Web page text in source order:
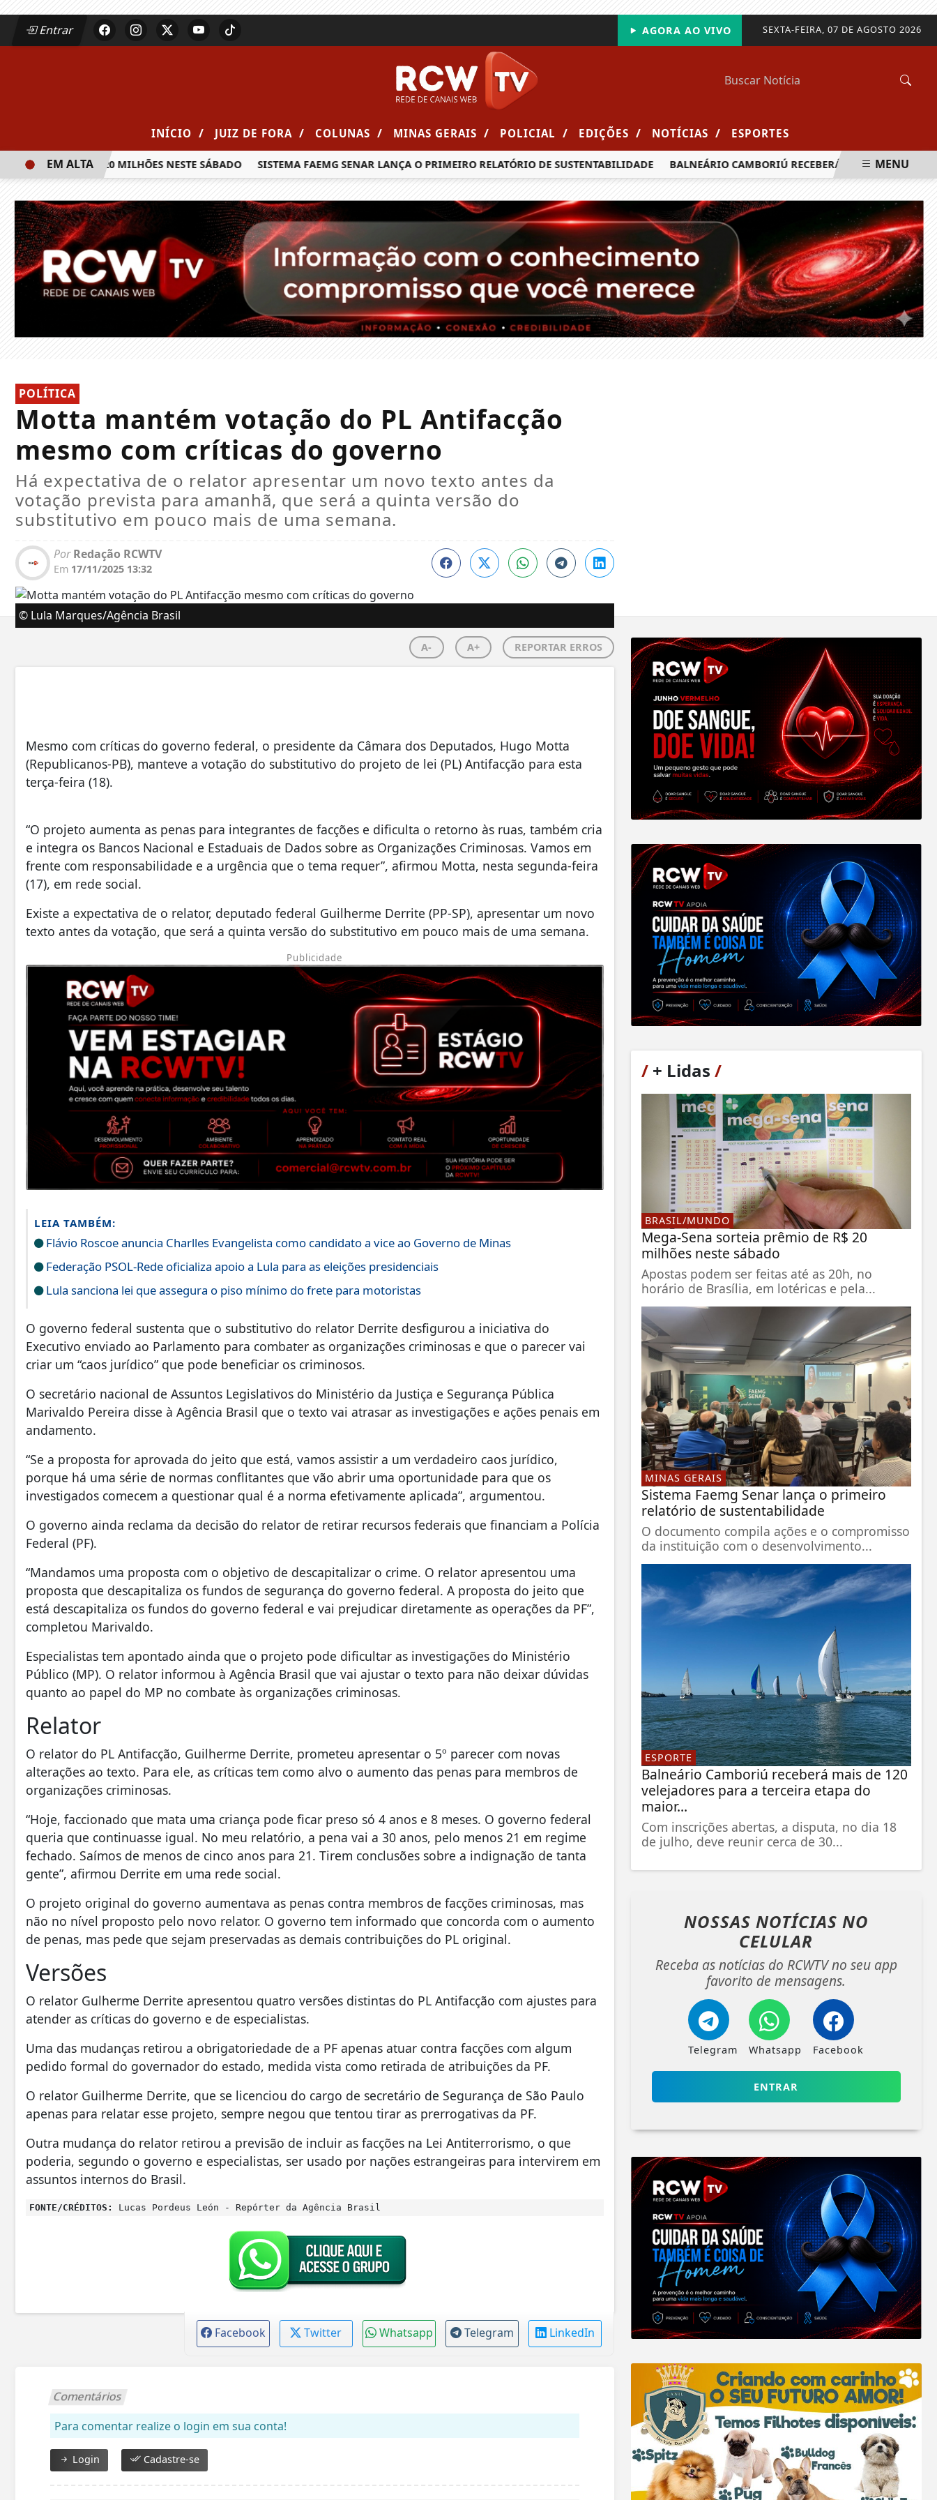
Entrar SEXTA-FEIRA, 07 DE AGOSTO 2026
AGORA AO VIVO
INÍCIO / JUIZ DE FORA / COLUNAS / MINAS GERAIS / POLICIAL / EDIÇÕES / NOTÍCIAS / ESPORTES
PRÊMIO DE R$ 20 MILHÕES NESTE SÁBADO SISTEMA FAEMG SENAR LANÇA O PRIMEIRO RELATÓRIO DE SUSTENTABILIDADE BALNEÁRIO CAMBORIÚ RECEBERÁ MAIS DE 120
EM ALTA MENU
POLÍTICA
Motta mantém votação do PL Antifacção
mesmo com críticas do governo
Há expectativa de o relator apresentar um novo texto antes da
votação prevista para amanhã, que será a quinta versão do
substitutivo em pouco mais de uma semana.
PorRedação RCWTV
Em 17/11/2025 13:32
© Lula Marques/Agência Brasil
A- A+ REPORTAR ERROS
Mesmo com críticas do governo federal, o presidente da Câmara dos Deputados, Hugo Motta
(Republicanos-PB), manteve a votação do substitutivo do projeto de lei (PL) Antifacção para esta
terça-feira (18).
“O projeto aumenta as penas para integrantes de facções e dificulta o retorno às ruas, também cria
e integra os Bancos Nacional e Estaduais de Dados sobre as Organizações Criminosas. Vamos em
frente com responsabilidade e a urgência que o tema requer”, afirmou Motta, nesta segunda-feira
(17), em rede social.
Existe a expectativa de o relator, deputado federal Guilherme Derrite (PP-SP), apresentar um novo
texto antes da votação, que será a quinta versão do substitutivo em pouco mais de uma semana.
Publicidade
LEIA TAMBÉM:
Flávio Roscoe anuncia Charlles Evangelista como candidato a vice ao Governo de Minas
Federação PSOL-Rede oficializa apoio a Lula para as eleições presidenciais
Lula sanciona lei que assegura o piso mínimo do frete para motoristas
O governo federal sustenta que o substitutivo do relator Derrite desfigurou a iniciativa do
Executivo enviado ao Parlamento para combater as organizações criminosas e que o parecer vai
criar um “caos jurídico” que pode beneficiar os criminosos.
O secretário nacional de Assuntos Legislativos do Ministério da Justiça e Segurança Pública
Marivaldo Pereira disse à Agência Brasil que o texto vai atrasar as investigações e ações penais em
andamento.
“Se a proposta for aprovada do jeito que está, vamos assistir a um verdadeiro caos jurídico,
porque há uma série de normas conflitantes que vão abrir uma oportunidade para que os
investigados comecem a questionar qual é a norma efetivamente aplicada”, argumentou.
O governo ainda reclama da decisão do relator de retirar recursos federais que financiam a Polícia
Federal (PF).
“Mandamos uma proposta com o objetivo de descapitalizar o crime. O relator apresentou uma
proposta que descapitaliza os fundos de segurança do governo federal. A proposta do jeito que
está descapitaliza os fundos do governo federal e vai prejudicar diretamente as operações da PF”,
completou Marivaldo.
Especialistas tem apontado ainda que o projeto pode dificultar as investigações do Ministério
Público (MP). O relator informou à Agência Brasil que vai ajustar o texto para não deixar dúvidas
quanto ao papel do MP no combate às organizações criminosas.
Relator
O relator do PL Antifacção, Guilherme Derrite, prometeu apresentar o 5º parecer com novas
alterações ao texto. Para ele, as críticas tem como alvo o aumento das penas para membros de
organizações criminosas.
“Hoje, faccionado que mata uma criança pode ficar preso só 4 anos e 8 meses. O governo federal
queria que continuasse igual. No meu relatório, a pena vai a 30 anos, pelo menos 21 em regime
fechado. Saímos de menos de cinco anos para 21. Tirem conclusões sobre a indignação de tanta
gente”, afirmou Derrite em uma rede social.
O projeto original do governo aumentava as penas contra membros de facções criminosas, mas
não no nível proposto pelo novo relator. O governo tem informado que concorda com o aumento
de penas, mas pede que sejam preservadas as demais contribuições do PL original.
Versões
O relator Gulherme Derrite apresentou quatro versões distintas do PL Antifacção com ajustes para
atender as críticas do governo e de especialistas.
Uma das mudanças retirou a obrigatoriedade de a PF apenas atuar contra facções com algum
pedido formal do governador do estado, medida vista como retirada de atribuições da PF.
O relator Guilherme Derrite, que se licenciou do cargo de secretário de Segurança de São Paulo
apenas para relatar esse projeto, sempre negou que tentou tirar as prerrogativas da PF.
Outra mudança do relator retirou a previsão de incluir as facções na Lei Antiterrorismo, o que
poderia, segundo o governo e especialistas, ser usado por nações estrangeiras para intervirem em
assuntos internos do Brasil.
FONTE/CRÉDITOS: Lucas Pordeus León - Repórter da Agência Brasil
Facebook Twitter Whatsapp Telegram LinkedIn
Comentários
Para comentar realize o login em sua conta!
Login Cadastre-se
/+ Lidas /
BRASIL/MUNDO
Mega-Sena sorteia prêmio de R$ 20
milhões neste sábado
Apostas podem ser feitas até as 20h, no
horário de Brasília, em lotéricas e pela...
MINAS GERAIS
Sistema Faemg Senar lança o primeiro
relatório de sustentabilidade
O documento compila ações e o compromisso
da instituição com o desenvolvimento...
ESPORTE
Balneário Camboriú receberá mais de 120
velejadores para a terceira etapa do
maior...
Com inscrições abertas, a disputa, no dia 18
de julho, deve reunir cerca de 30...
NOSSAS NOTÍCIAS NO
CELULAR
Receba as notícias do RCWTV no seu app
favorito de mensagens.
Telegram Whatsapp Facebook
ENTRAR